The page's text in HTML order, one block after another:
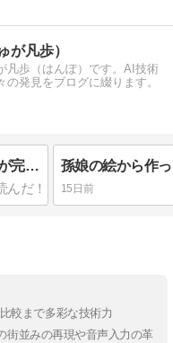
が凡歩）
凡歩（はんぽ）です。AI技術
発見をブログに綴ります。
孫の絵から、24個のLINEスタンプが完成しました！
15日前
較まで多彩な技術力
街並みの再現や音声入力の革